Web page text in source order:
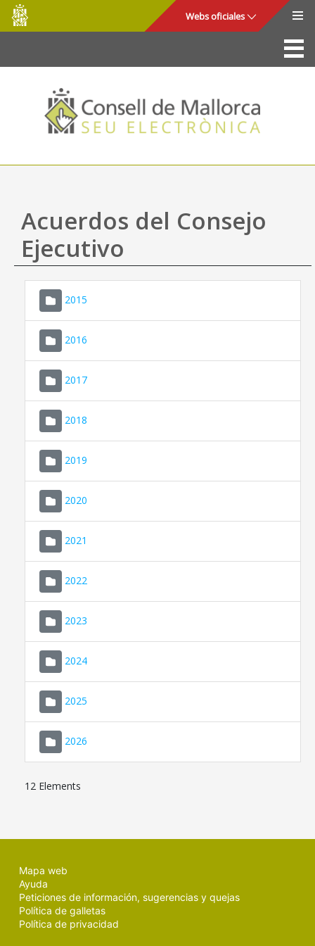
Saltar al contenido principal
Consell
de
Mallorca
Webs oficiales
La Sede
Consejo de Mallorca
Acceso y seguridad
Utilidades
Mapa web
Ayuda
Acuerdos del Consejo
Ejecutivo
2015
2016
2017
2018
2019
2020
2021
2022
2023
2024
2025
2026
12 Elements
Mapa web
Ayuda
Peticiones de información, sugerencias y quejas
Política de galletas
Política de privacidad